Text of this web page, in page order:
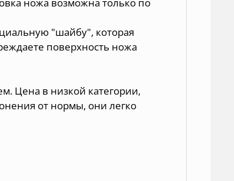
"шайбу", которая
поверхность ножа
Цена в низкой категории,
от нормы, они легко